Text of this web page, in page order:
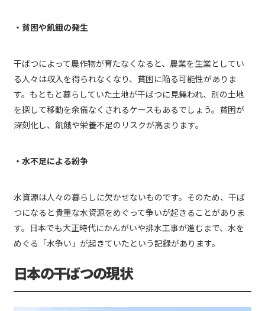
・貧困や飢餓の発生
干ばつによって農作物が育たなくなると、農業を生業としてい
る人々は収入を得られなくなり、貧困に陥る可能性がありま
す。もともと暮らしていた土地が干ばつに見舞われ、別の土地
を探して移動を余儀なくされるケースもあるでしょう。貧困が
深刻化し、飢餓や栄養不足のリスクが高まります。
・水不足による紛争
水資源は人々の暮らしに欠かせないものです。そのため、干ば
つになると貴重な水資源をめぐって争いが起きることがありま
す。日本でも大正時代にかんがいや排水工事が進むまで、水を
めぐる「水争い」が起きていたという記録があります。
日本の干ばつの現状